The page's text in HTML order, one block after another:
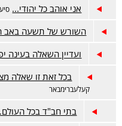
אני אוהב כל יהודי...
השורש של תשעה באב
ועדיין השאלה בעינה
בכל זאת זו שאלה
קעלעברימבאר
בתי חב"ד בכל